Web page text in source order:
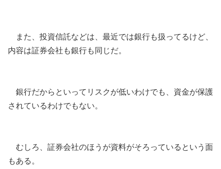
また、投資信託などは、最近では銀行も扱ってるけど、
内容は証券会社も銀行も同じだ。
銀行だからといってリスクが低いわけでも、資金が保護
されているわけでもない。
むしろ、証券会社のほうが資料がそろっているという面
もある。